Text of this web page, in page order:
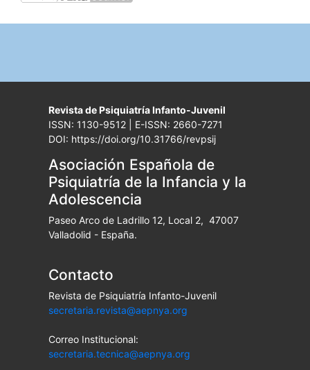
Revista de Psiquiatría Infanto-Juvenil
ISSN: 1130-9512 | E-ISSN: 2660-7271
DOI: https://doi.org/10.31766/revpsij
Asociación Española de
Psiquiatría de la Infancia y la
Adolescencia
Paseo Arco de Ladrillo 12, Local 2, 47007
Valladolid - España.
Contacto
Revista de Psiquiatría Infanto-Juvenil
secretaria.revista@aepnya.org
Correo Institucional:
secretaria.tecnica@aepnya.org